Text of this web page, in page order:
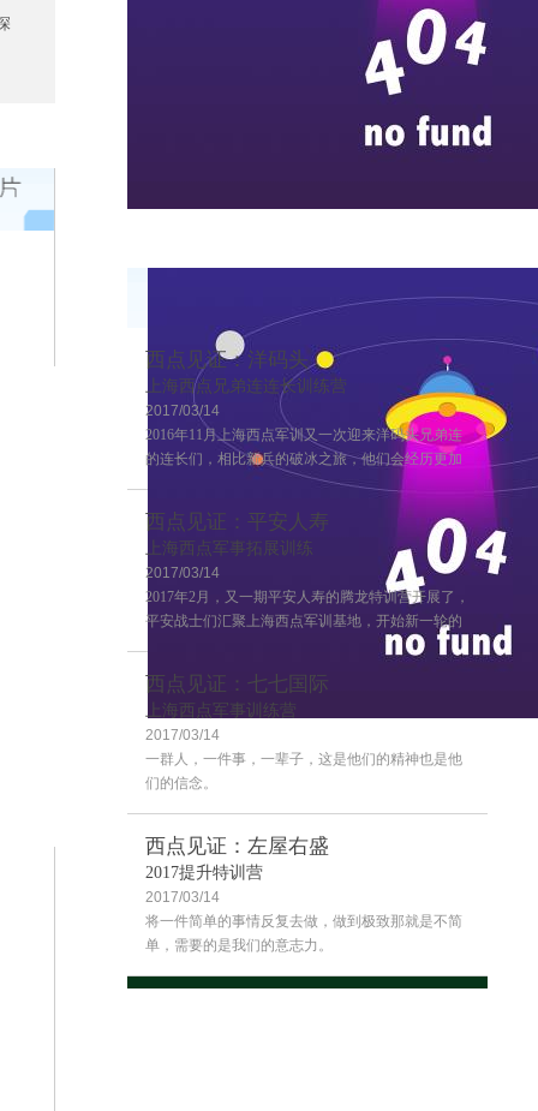
客户评价
西点见证：洋码头
上海西点兄弟连连长训练营
2017/03/14
2016年11月上海西点军训又一次迎来洋码头兄弟连
的连长们，相比新兵的破冰之旅，他们会经历更加
严格的训练，这也是兄弟连连长训练的第二期，来
西点见证：平安人寿
上海西点军事拓展训练
2017/03/14
2017年2月，又一期平安人寿的腾龙特训营开展了，
平安战士们汇聚上海西点军训基地，开始新一轮的
西点见证：七七国际
上海西点军事训练营
2017/03/14
一群人，一件事，一辈子，这是他们的精神也是他
们的信念。
西点见证：左屋右盛
2017提升特训营
2017/03/14
将一件简单的事情反复去做，做到极致那就是不简
单，需要的是我们的意志力。